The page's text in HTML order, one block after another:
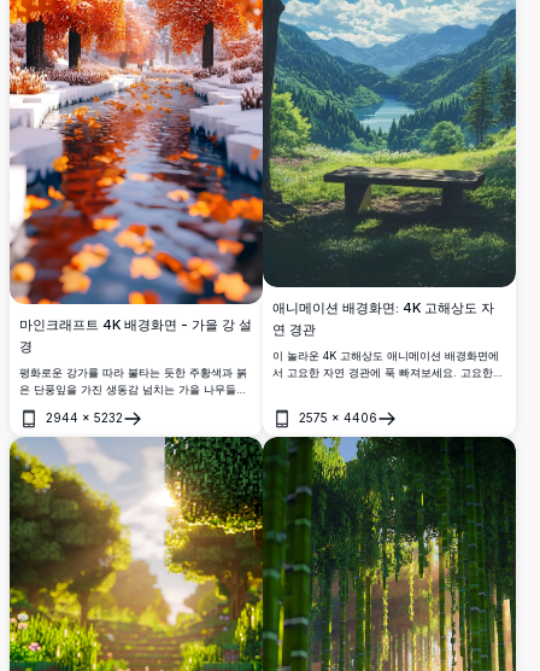
마인크래프트 4K 배경화면 - 가을 강 설
경
평화로운 강가를 따라 불타는 듯한 주황색과 붉
은 단풍잎을 가진 생동감 넘치는 가을 나무들을
면을 경험해보세요. 눈으로 덮인 풍경은 수정처
럼 맑은 물 위에 떠다니는 흩어진 낙엽들과 함께
마법 같은 계절 전환 장면을 만들어냅니다.
2944 × 5232
열기
애니메이션 배경화면: 4K 고해상도 자
연 경관
이 놀라운 4K 고해상도 애니메이션 배경화면에
서 고요한 자연 경관에 푹 빠져보세요. 고요한
태양에 의해 둘러싸여 있습니다. 나무로 만든 벤
치는 평화로운 사색을 초대하며, 생생한 색상과
세밀한 예술성을 혼합합니다. 놀라운 고품질 비
주얼로 데스크탑이나 모바일 화면을 향상시키기
에 완벽합니다.
2575 × 4406
열기